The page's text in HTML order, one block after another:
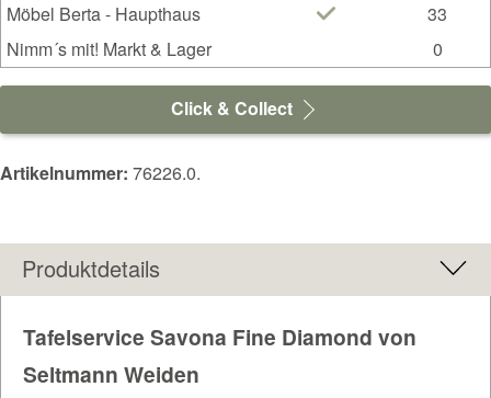
Möbel Berta - Haupthaus
33
Nimm´s mit! Markt & Lager
0
Click & Collect
Artikelnummer: 76226.0.
Produktdetails
Tafelservice Savona Fine Diamond von
Seltmann Weiden